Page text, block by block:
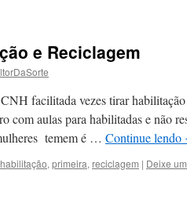
e Reciclagem
facilitada vezes tirar
com aulas para habilitadas e não
temem é … Continue lendo
habilitação, primeira, reciclagem | Deixe